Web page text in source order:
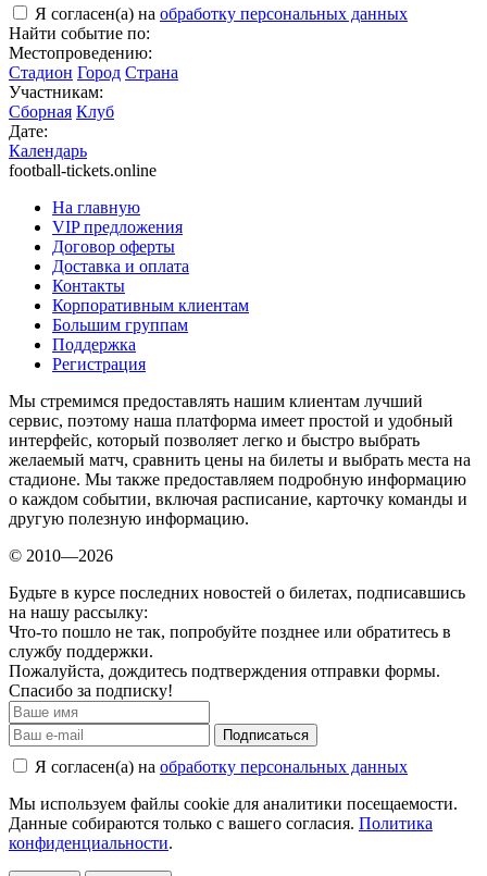
Я согласен(а) на обработку персональных данных
Найти событие по:
Местопроведению:
Стадион Город Страна
Участникам:
Сборная Клуб
Дате:
Календарь
football-tickets.online
На главную
VIP предложения
Договор оферты
Доставка и оплата
Контакты
Корпоративным клиентам
Большим группам
Поддержка
Регистрация
Мы стремимся предоставлять нашим клиентам лучший
сервис, поэтому наша платформа имеет простой и удобный
интерфейс, который позволяет легко и быстро выбрать
желаемый матч, сравнить цены на билеты и выбрать места на
стадионе. Мы также предоставляем подробную информацию
о каждом событии, включая расписание, карточку команды и
другую полезную информацию.
© 2010—2026
Будьте в курсе последних новостей о билетах, подписавшись
на нашу рассылку:
Что-то пошло не так, попробуйте позднее или обратитесь в
службу поддержки.
Пожалуйста, дождитесь подтверждения отправки формы.
Спасибо за подписку!
Подписаться
Я согласен(а) на обработку персональных данных
Мы используем файлы cookie для аналитики посещаемости.
Данные собираются только с вашего согласия. Политика
конфиденциальности.